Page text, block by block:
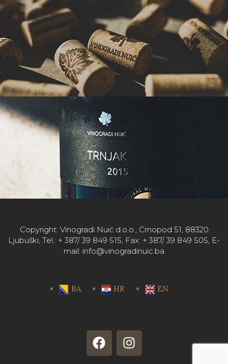
Copyright: Vinogradi Nuić d.o.o., Crnopod 51, 88320
Ljubuški, Tel.: + 387/ 39 849 515, Fax: + 387/ 39 849 505, E-
mail: info@vinogradinuic.ba
BA HR EN